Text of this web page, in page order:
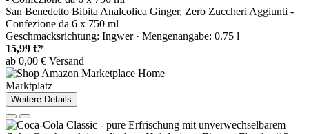
San Benedetto Bibita Analcolica Ginger, Zero Zuccheri Aggiunti -
Confezione da 6 x 750 ml
Geschmacksrichtung: Ingwer · Mengenangabe: 0.75 l
15,99 €*
ab 0,00 € Versand
Marktplatz
Weitere Details